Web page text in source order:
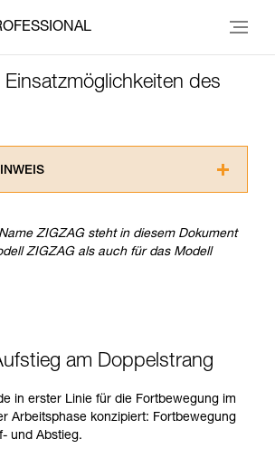
Einsatzmöglichkeiten des
durch, bevor Sie diesen zu Rate
diese Zusatzinformationen
zu können, müssen Sie zuerst die in
Prüfen Sie zusammen mit
alleine sicher zu wiederholen, bevor
durchführen.
Beispiele für die mit Ihrer Aktivität
ZIGZAG steht in diesem Dokument
ZIGZAG als auch für das Modell
am Doppelstrang
in erster Linie für die Fortbewegung im
Arbeitsphase konzipiert: Fortbewegung
und Abstieg.